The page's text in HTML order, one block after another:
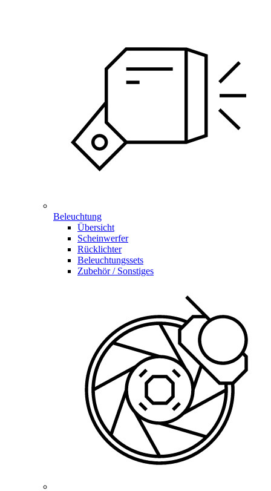
Beleuchtung
Übersicht
Scheinwerfer
Rücklichter
Beleuchtungssets
Zubehör / Sonstiges